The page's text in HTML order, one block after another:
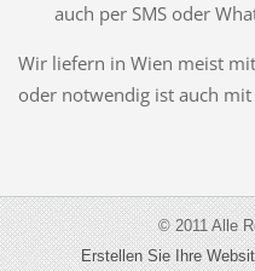
auch per SMS oder
Wir liefern in Wien meist
oder notwendig ist auch
© 2011 Alle
Erstellen Sie Ihre